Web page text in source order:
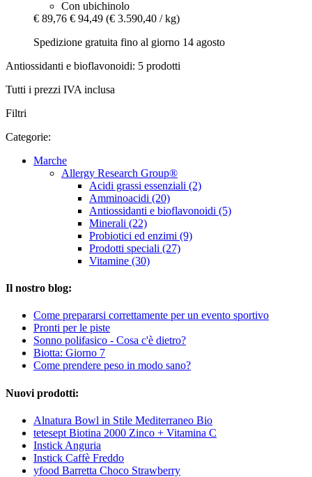
Con ubichinolo
€ 89,76 € 94,49 (€ 3.590,40 / kg)
Spedizione gratuita fino al giorno 14 agosto
Antiossidanti e bioflavonoidi: 5 prodotti
Tutti i prezzi IVA inclusa
Filtri
Categorie:
Marche
Allergy Research Group®
Acidi grassi essenziali (2)
Amminoacidi (20)
Antiossidanti e bioflavonoidi (5)
Minerali (22)
Probiotici ed enzimi (9)
Prodotti speciali (27)
Vitamine (30)
Il nostro blog:
Come prepararsi correttamente per un evento sportivo
Pronti per le piste
Sonno polifasico - Cosa c'è dietro?
Biotta: Giorno 7
Come prendere peso in modo sano?
Nuovi prodotti:
Alnatura Bowl in Stile Mediterraneo Bio
tetesept Biotina 2000 Zinco + Vitamina C
Instick Anguria
Instick Caffè Freddo
yfood Barretta Choco Strawberry